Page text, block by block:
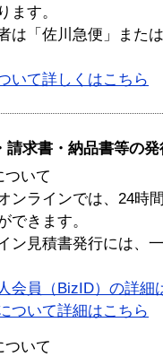
ます。
は「佐川急便」また
いて詳しくはこちら
請求書・納品書等の
ついて
ンラインでは、24時
できます。
ン見積書発行には、
会員（BizID）の詳細
ついて詳細はこちら
ついて